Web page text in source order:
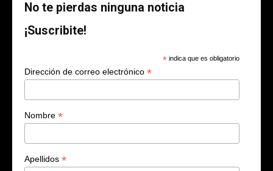
No te pierdas ninguna noticia
¡Suscribite!
* indica que es obligatorio
Dirección de correo electrónico *
Nombre *
Apellidos *